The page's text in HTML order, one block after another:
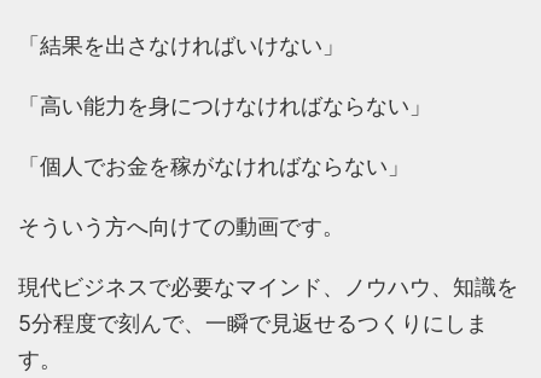
「結果を出さなければいけない」
「高い能力を身につけなければならない」
「個人でお金を稼がなければならない」
そういう方へ向けての動画です。
現代ビジネスで必要なマインド、ノウハウ、知識を
5分程度で刻んで、一瞬で見返せるつくりにしま
す。